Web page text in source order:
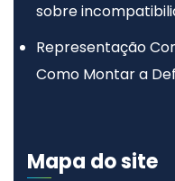
sobre
advocacia
Representação
Como Montar a
Mapa do site